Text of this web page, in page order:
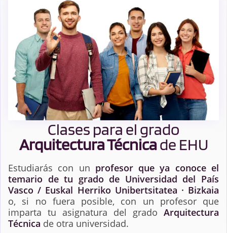
Clases para el grado
Arquitectura Técnicade EHU
Estudiarás con un profesor que ya conoce el
temario de tu grado de Universidad del País
Vasco / Euskal Herriko Unibertsitatea · Bizkaia
o, si no fuera posible, con un profesor que
imparta tu asignatura del grado Arquitectura
Técnica de otra universidad.